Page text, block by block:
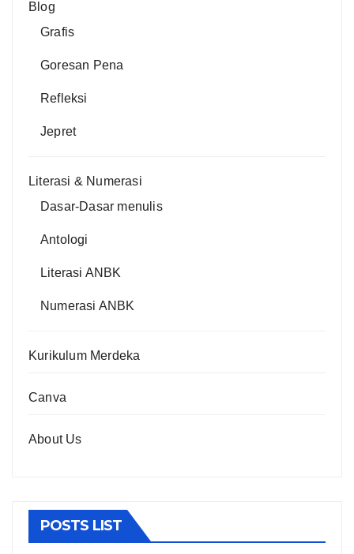
Blog
Grafis
Goresan Pena
Refleksi
Jepret
Literasi & Numerasi
Dasar-Dasar menulis
Antologi
Literasi ANBK
Numerasi ANBK
Kurikulum Merdeka
Canva
About Us
POSTS LIST